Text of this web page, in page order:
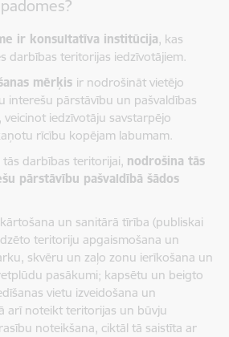
ir konsultatīva institūcija, kas
darbības teritorijas iedzīvotājiem.
mērķis ir nodrošināt vietējo
interešu pārstāvību un pašvaldības
iedzīvotāju savstarpējo
rīcību kopējam labumam.
darbības teritorijai, nodrošina tās
pārstāvību pašvaldībā šādos
un sanitārā tīrība (publiskai
teritoriju apgaismošana un
skvēru un zaļo zonu ierīkošana un
pasākumi; kapsētu un beigto
vietu izveidošana un
arī noteikt teritorijas un būvju
noteikšana, ciktāl tā saistīta ar